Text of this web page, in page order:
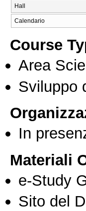
Hall
Calendario
Course
Area
Sviluppo
In
Materiali
e-Study
Sito del